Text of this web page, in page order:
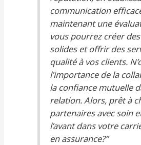
communication
maintenant une
vous pourrez créer
solides et offrir des
qualité à vos clients.
l’importance de la
la confiance mutuelle
relation. Alors, prêt à
partenaires avec soin
l’avant dans votre
en assurance?”